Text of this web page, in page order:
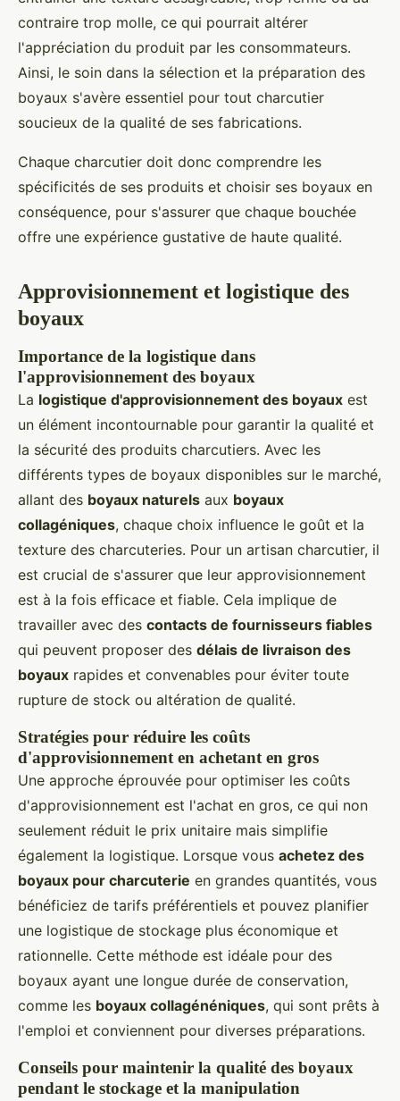
contraire trop molle, ce qui pourrait altérer
l'appréciation du produit par les consommateurs.
Ainsi, le soin dans la sélection et la préparation des
boyaux s'avère essentiel pour tout charcutier
soucieux de la qualité de ses fabrications.
Chaque charcutier doit donc comprendre les
spécificités de ses produits et choisir ses boyaux en
conséquence, pour s'assurer que chaque bouchée
offre une expérience gustative de haute qualité.
Approvisionnement et logistique des
boyaux
Importance de la logistique dans
l'approvisionnement des boyaux
La logistique d'approvisionnement des boyaux est
un élément incontournable pour garantir la qualité et
la sécurité des produits charcutiers. Avec les
différents types de boyaux disponibles sur le marché,
allant des boyaux naturels aux boyaux
collagéniques, chaque choix influence le goût et la
texture des charcuteries. Pour un artisan charcutier, il
est crucial de s'assurer que leur approvisionnement
est à la fois efficace et fiable. Cela implique de
travailler avec des contacts de fournisseurs fiables
qui peuvent proposer des délais de livraison des
boyaux rapides et convenables pour éviter toute
rupture de stock ou altération de qualité.
Stratégies pour réduire les coûts
d'approvisionnement en achetant en gros
Une approche éprouvée pour optimiser les coûts
d'approvisionnement est l'achat en gros, ce qui non
seulement réduit le prix unitaire mais simplifie
également la logistique. Lorsque vous achetez des
boyaux pour charcuterie en grandes quantités, vous
bénéficiez de tarifs préférentiels et pouvez planifier
une logistique de stockage plus économique et
rationnelle. Cette méthode est idéale pour des
boyaux ayant une longue durée de conservation,
comme les boyaux collagénéniques, qui sont prêts à
l'emploi et conviennent pour diverses préparations.
Conseils pour maintenir la qualité des boyaux
pendant le stockage et la manipulation